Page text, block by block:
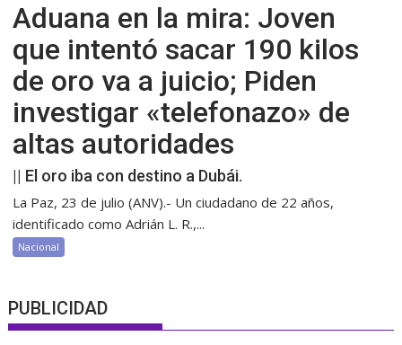
Aduana en la mira: Joven
que intentó sacar 190 kilos
de oro va a juicio; Piden
investigar «telefonazo» de
altas autoridades
|| El oro iba con destino a Dubái.
La Paz, 23 de julio (ANV).- Un ciudadano de 22 años,
identificado como Adrián L. R.,...
Nacional
PUBLICIDAD